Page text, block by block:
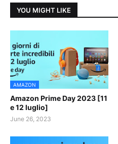
YOU MIGHT LIKE
AMAZON
Amazon Prime Day 2023 [11
e 12 luglio]
June 26, 2023